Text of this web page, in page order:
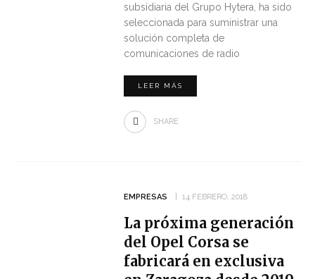
subsidiaria del Grupo Hytera, ha sido
seleccionada para suministrar una
solución completa de
comunicaciones de radio
LEER MÁS
SHARE
EMPRESAS 14 FEBRERO, 2018
La próxima generación
del Opel Corsa se
fabricará en exclusiva